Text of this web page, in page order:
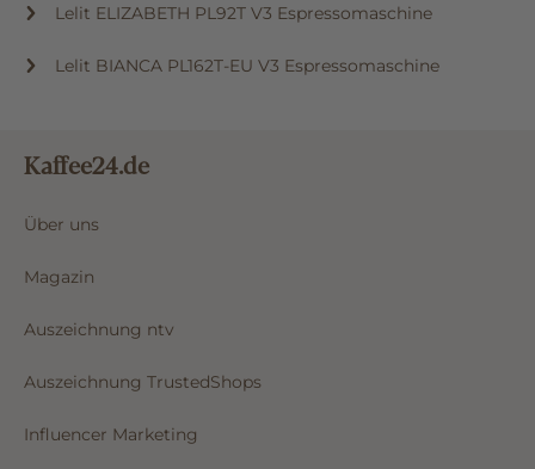
Lelit ELIZABETH PL92T V3 Espressomaschine
Lelit BIANCA PL162T-EU V3 Espressomaschine
Kaffee24.de
Über uns
Magazin
Auszeichnung ntv
Auszeichnung TrustedShops
Influencer Marketing